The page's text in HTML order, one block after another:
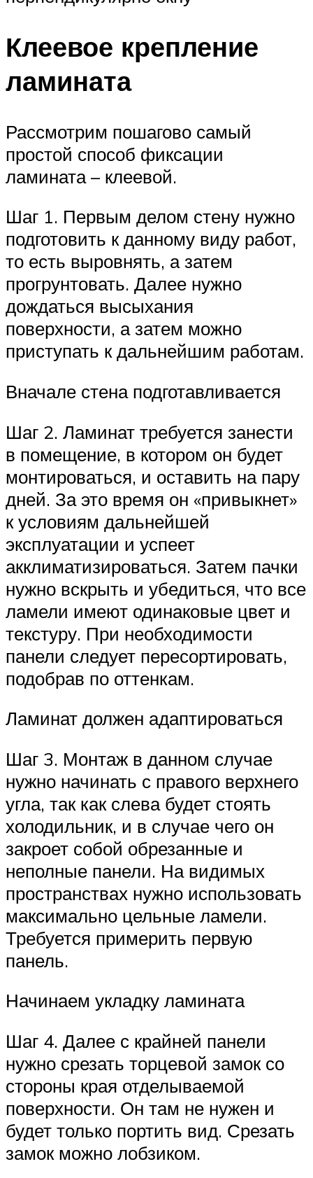
Клеевое крепление
ламината
Рассмотрим пошагово самый
простой способ фиксации
ламината – клеевой.
Шаг 1. Первым делом стену нужно
подготовить к данному виду работ,
то есть выровнять, а затем
прогрунтовать. Далее нужно
дождаться высыхания
поверхности, а затем можно
приступать к дальнейшим работам.
Вначале стена подготавливается
Шаг 2. Ламинат требуется занести
в помещение, в котором он будет
монтироваться, и оставить на пару
дней. За это время он «привыкнет»
к условиям дальнейшей
эксплуатации и успеет
акклиматизироваться. Затем пачки
нужно вскрыть и убедиться, что все
ламели имеют одинаковые цвет и
текстуру. При необходимости
панели следует пересортировать,
подобрав по оттенкам.
Ламинат должен адаптироваться
Шаг 3. Монтаж в данном случае
нужно начинать с правого верхнего
угла, так как слева будет стоять
холодильник, и в случае чего он
закроет собой обрезанные и
неполные панели. На видимых
пространствах нужно использовать
максимально цельные ламели.
Требуется примерить первую
панель.
Начинаем укладку ламината
Шаг 4. Далее с крайней панели
нужно срезать торцевой замок со
стороны края отделываемой
поверхности. Он там не нужен и
будет только портить вид. Срезать
замок можно лобзиком.